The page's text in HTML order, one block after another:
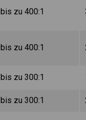
bis zu 400:1
bis zu 400:1
bis zu 300:1
bis zu 300:1